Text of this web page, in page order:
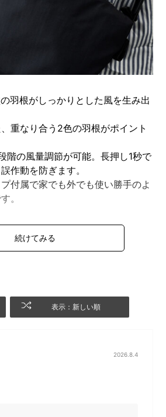
羽根がしっかりとした風を生み出
重なり合う2色の羽根がポイント
階の風量調節が可能。長押し1秒で
作動を防ぎます。
付属で家でも外でも使い勝手のよ
。
、
のセ
付属のスタンドに差し込むこ
とで、ファンを立てて使用す
ッ
表示：新しい順
2026.8.4